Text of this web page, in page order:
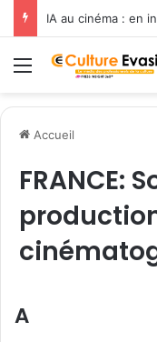
Menu
Accueil
FRANCE:
A